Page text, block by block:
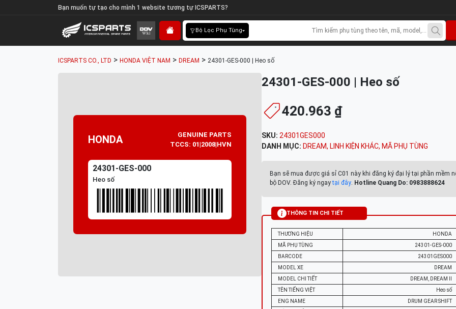
Bạn muốn tự tạo cho mình 1 website tương tự ICSPARTS?
Bộ Lọc Phụ Tùng
ICSPARTS CO., LTD > HONDA VIỆT NAM > DREAM > 24301-GES-000 | Heo số
HONDA
GENUINE PARTS
TCCS: 01|2008|HVN
24301-GES-000
Heo số
24301-GES-000 | Heo số
420.963 ₫
SKU: 24301GES000
DANH MỤC: DREAM, LINH KIỆN KHÁC, MÃ PHỤ TÙNG
Bạn sẽ mua được giá sỉ C01 này khi đăng ký đại lý tại phần mềm
bộ DOV. Đăng ký ngaytại đây. Hotline Quang Do: 0983888624
THÔNG TIN CHI TIẾT
THƯƠNG HIỆU
HONDA
MÃ PHỤ TÙNG
24301-GES-000
BARCODE
24301GES000
MODEL XE
DREAM
MODEL CHI TIẾT
DREAM, DREAM II
TÊN TIẾNG VIỆT
Heo số
ENG NAME
DRUM GEAR SHIFT